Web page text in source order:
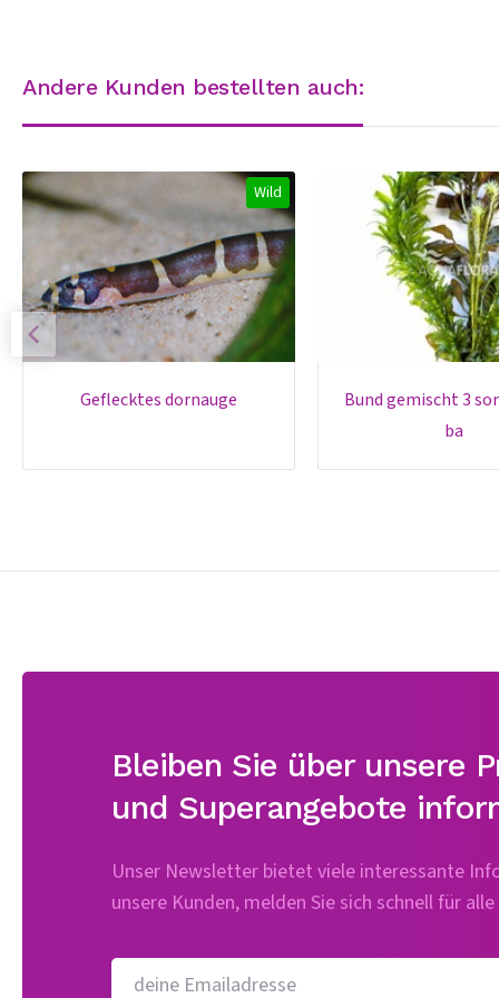
Andere Kunden bestellten auch:
Wild
geflecktes dornauge
bund gemischt 3 sorten rot -
ba
Bleiben Sie über unsere
und Superangebote
Unser Newsletter bietet viele interessante
unsere Kunden, melden Sie sich schnell für